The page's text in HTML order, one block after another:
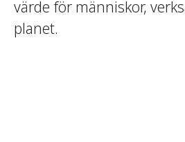
värde för människor,
planet.